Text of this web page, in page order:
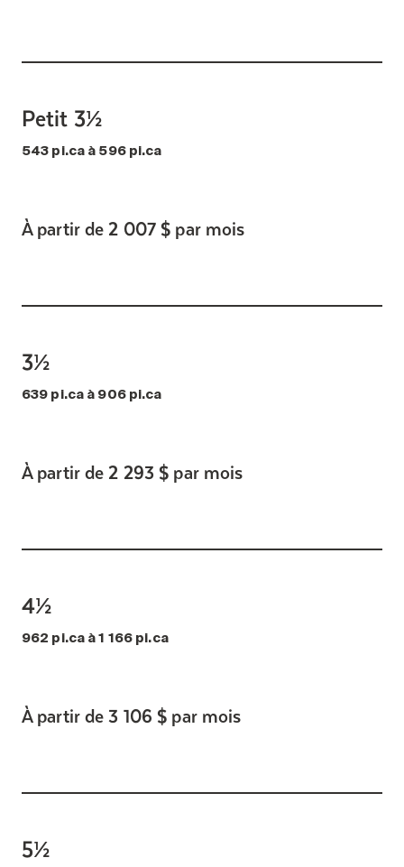
Petit 3½
543 pi.ca à 596 pi.ca
À partir de 2 007 $ par mois
3½
639 pi.ca à 906 pi.ca
À partir de 2 293 $ par mois
4½
962 pi.ca à 1 166 pi.ca
À partir de 3 106 $ par mois
5½